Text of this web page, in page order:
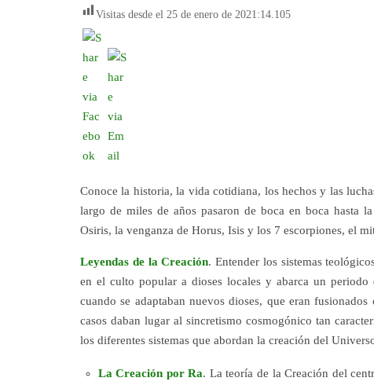
Visitas desde el 25 de enero de 2021:14.105
Conoce la historia, la vida cotidiana, los hechos y las
largo de miles de años pasaron de boca en boca hasta
Osiris, la venganza de Horus, Isis y los 7 escorpiones, el
Leyendas de la Creación. Entender los sistemas
en el culto popular a dioses locales y abarca un periodo
cuando se adaptaban nuevos dioses, que eran
casos daban lugar al sincretismo cosmogónico tan
los diferentes sistemas que abordan la creación del
La Creación por Ra. La teoría de la Creación del